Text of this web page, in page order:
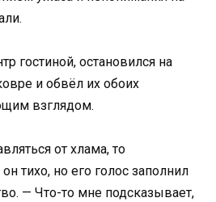
гостиной, остановился на
и обвёл их обоих
взглядом.
от хлама, то
тихо, но его голос заполнил
— Что-то мне подсказывает,